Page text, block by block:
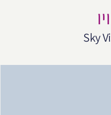
Sky